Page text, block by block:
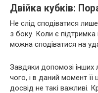
Двійка кубків:
Не слід сподіватися
з боку. Коли є
можна сподіватися на
Завдяки допомозі
чого, і в даний момент її
досвід не такі важливі.